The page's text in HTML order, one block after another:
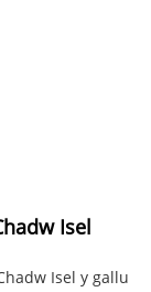
Isel
Isel y gallu